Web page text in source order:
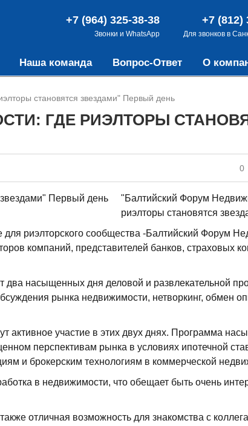
+7 (812)
Для звонков в
+7 (964) 325-38-38
Звонки и WhatsApp
Наша команда Вопрос-Ответ О
становятся звездами" Первый день
ГДЕ РИЭЛТОРЫ
0
"Балтийский Форум
риэлторы становятся
риэлторского сообщества -Балтийский Форум
компаний, представителей банков, страховых
насыщенных дня деловой и развлекательной
рынка недвижимости, нетворкинг, обмен
активное участие в этих двух днях. Программа
перспективам рынка в условиях ипотечной
и брокерским технологиям в коммерческой
в недвижимости, что обещает быть очень
отличная возможность для знакомства с